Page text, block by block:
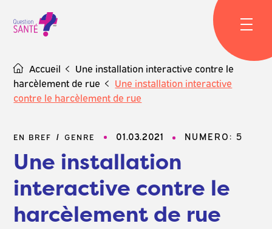
content
Accueil
Une installation interactive contre le
harcèlement de rue
Une installation interactive
contre le harcèlement de rue
EN BREF GENRE 01.03.2021 NUMERO: 5
Une installation
interactive contre le
harcèlement de rue